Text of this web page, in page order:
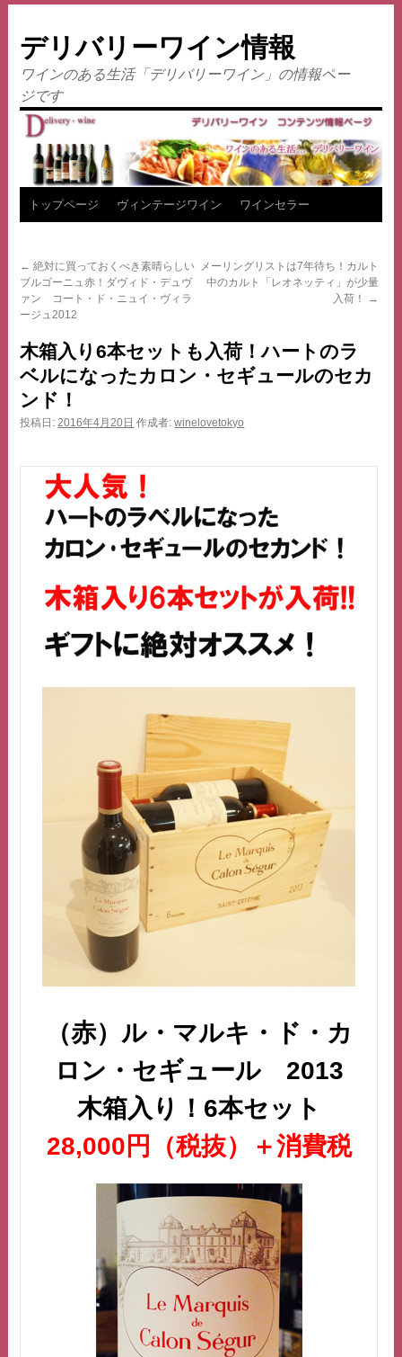
デリバリーワイン情報
ワインのある生活「デリバリーワイン」の情報ペー
ジです
コ
テ
ン
ツ
へ
ス
トップページ ヴィンテージワイン ワインセラー
← 絶対に買っておくべき素晴らしい
ブルゴーニュ赤！ダヴィド・デュヴ
ァン コート・ド・ニュイ・ヴィラ
ージュ2012
メーリングリストは7年待ち！カルト
中のカルト「レオネッティ」が少量
入荷！
→
木箱入り6本セットも入荷！ハートのラ
ベルになったカロン・セギュールのセカ
ンド！
投稿日: 2016年4月20日 作成者: winelovetokyo
（赤）ル・マルキ・ド・カ
ロン・セギュール 2013
木箱入り！6本セット
28,000円（税抜）＋消費税